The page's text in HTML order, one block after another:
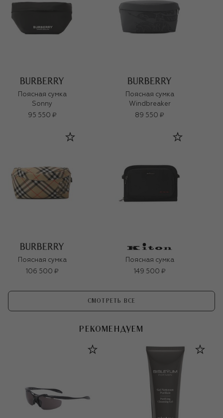
Поясная сумка
Sonny
95 550 ₽
Поясная сумка
Windbreaker
89 550 ₽
Поясная сумка
106 500 ₽
Поясная сумка
149 500 ₽
СМОТРЕТЬ ВСЕ
РЕКОМЕНДУЕМ